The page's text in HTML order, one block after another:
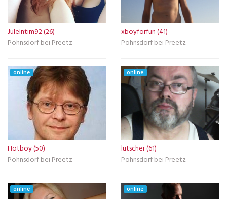
JuleIntim92 (26)
Pohnsdorf bei Preetz
xboyforfun (41)
Pohnsdorf bei Preetz
online
Hotboy (50)
Pohnsdorf bei Preetz
online
lutscher (61)
Pohnsdorf bei Preetz
online online